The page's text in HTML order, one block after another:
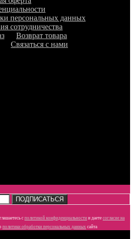
персональных данных
сотрудничества
Возврат товара
Связаться с нами
ПОДПИСАТЬСЯ
сполитикой конфиденциальности и даете согласие на
политики обработки персональных данных сайта